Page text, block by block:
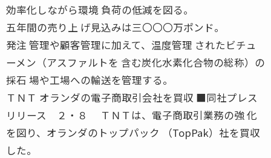
効率化しながら環境 負荷の低減を図る。
五年間の売り上 げ見込みは三〇〇〇万ポンド。
発注 管理や顧客管理に加えて、温度管理 されたビチュ
ーメン（アスファルトを 含む炭化水素化合物の総称）の
採石 場や工場への輸送を管理する。
ＴＮＴ オランダの電子商取引会社を買収 ■同社プレス
リリース ２・８ ＴＮＴは、電子商取引業務の強 化
を図り、オランダのトップパック （TopPak）社を買収
した。